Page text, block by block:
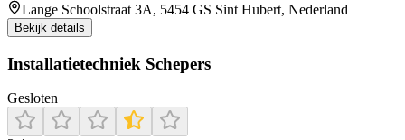
Lange Schoolstraat 3A, 5454 GS Sint Hubert, Nederland
Bekijk details
Installatietechniek Schepers
Gesloten